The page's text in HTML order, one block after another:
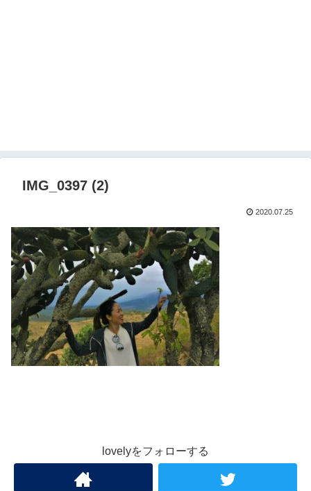
IMG_0397 (2)
2020.07.25
lovelyをフォローする